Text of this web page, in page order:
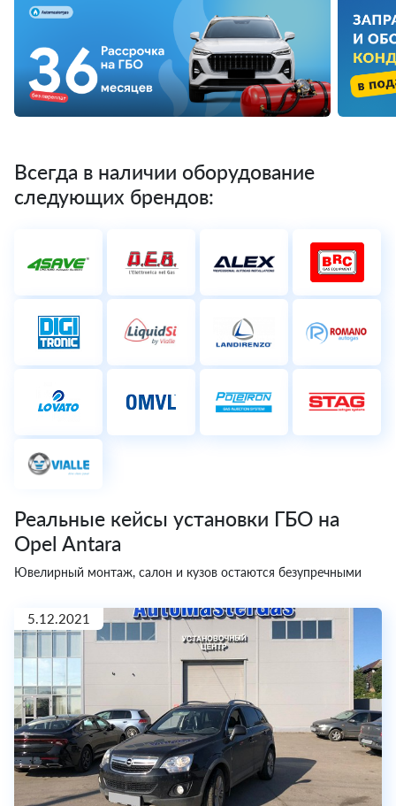
Всегда в наличии оборудование
следующих брендов:
Реальные кейсы установки ГБО на
Opel Antara
Ювелирный монтаж, салон и кузов остаются безупречными
5.12.2021